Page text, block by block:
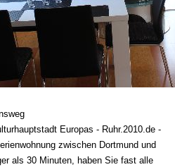
Europas - Ruhr.2010.de -
zwischen Dortmund und
als 30 Minuten, haben Sie fast alle